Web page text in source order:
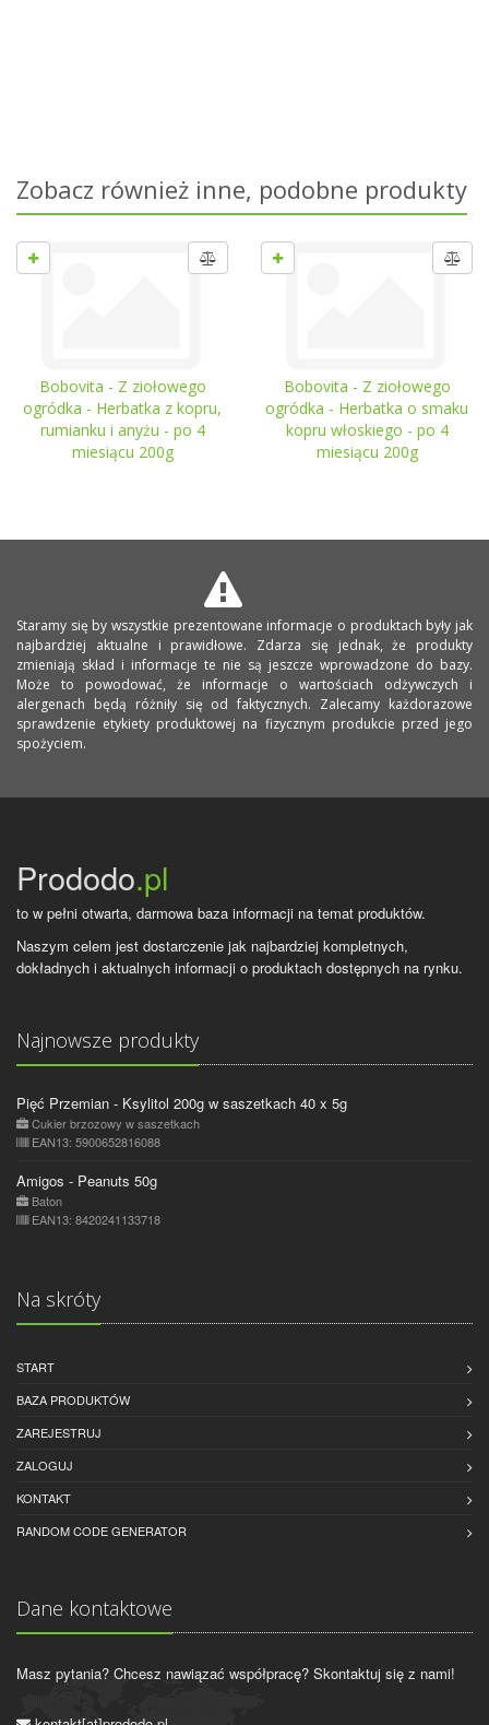
Zobacz również inne, podobne produkty
Bobovita - Z ziołowego
ogródka - Herbatka z kopru,
rumianku i anyżu - po 4
miesiącu 200g
Bobovita - Z ziołowego
ogródka - Herbatka o smaku
kopru włoskiego - po 4
miesiącu 200g
Staramy się by wszystkie prezentowane informacje o produktach były jak
najbardziej aktualne i prawidłowe. Zdarza się jednak, że produkty
zmieniają skład i informacje te nie są jeszcze wprowadzone do bazy.
Może to powodować, że informacje o wartościach odżywczych i
alergenach będą różniły się od faktycznych. Zalecamy każdorazowe
sprawdzenie etykiety produktowej na fizycznym produkcie przed jego
spożyciem.
Prododo.pl
to w pełni otwarta, darmowa baza informacji na temat produktów.
Naszym celem jest dostarczenie jak najbardziej kompletnych,
dokładnych i aktualnych informacji o produktach dostępnych na rynku.
Najnowsze produkty
Pięć Przemian - Ksylitol 200g w saszetkach 40 x 5g
Cukier brzozowy w saszetkach
EAN13: 5900652816088
Amigos - Peanuts 50g
Baton
EAN13: 8420241133718
Na skróty
START
BAZA PRODUKTÓW
ZAREJESTRUJ
ZALOGUJ
KONTAKT
RANDOM CODE GENERATOR
Dane kontaktowe
Masz pytania? Chcesz nawiązać współpracę? Skontaktuj się z nami!